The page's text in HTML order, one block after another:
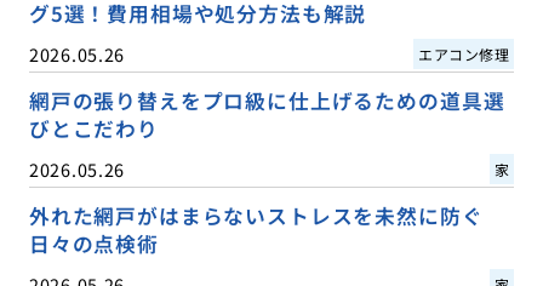
グ5選！費用相場や処分方法も解説
2026.05.26 エアコン修理
網戸の張り替えをプロ級に仕上げるための道具選
びとこだわり
2026.05.26 家
外れた網戸がはまらないストレスを未然に防ぐ
日々の点検術